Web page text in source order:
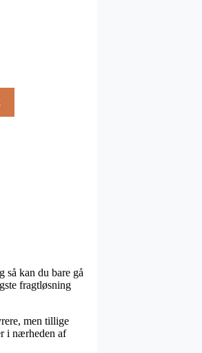
så kan du bare gå
fragtløsning
men tillige
i nærheden af